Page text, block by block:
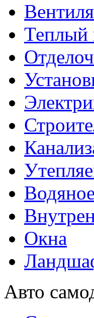
Теплый
Окна
Авто